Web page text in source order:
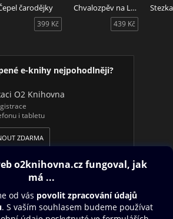
čarodějky
399 Kč
Chvalozpěv na Leibowitze
439 Kč
e-knihy nejpohodlněji?
O2 Knihovna
i tabletu
ZDARMA